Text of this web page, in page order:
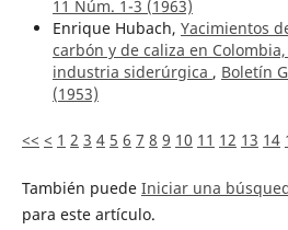
11 Núm. 1-3 (1963)
Enrique Hubach, Yacimientos
carbón y de caliza en
industria siderúrgica , Boletín
(1953)
<< < 1 2 3 4 5 6 7 8 9 10 11 12 13 14
También puede Iniciar una
para este artículo.